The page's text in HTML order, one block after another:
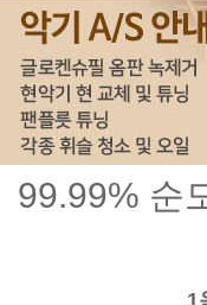
99.99% 순
1